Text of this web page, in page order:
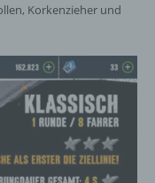
Korkenzieher und